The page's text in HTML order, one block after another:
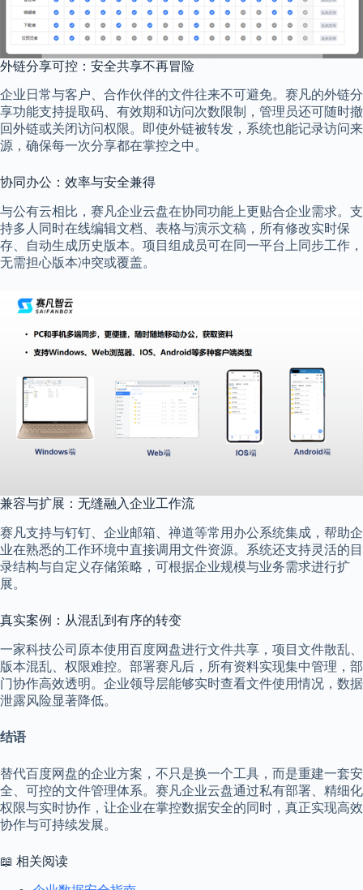
外链分享可控：安全共享不再冒险
企业日常与客户、合作伙伴的文件往来不可避免。赛凡的外链分
享功能支持提取码、有效期和访问次数限制，管理员还可随时撤
回外链或关闭访问权限。即使外链被转发，系统也能记录访问来
源，确保每一次分享都在掌控之中。
协同办公：效率与安全兼得
与公有云相比，赛凡企业云盘在协同功能上更贴合企业需求。支
持多人同时在线编辑文档、表格与演示文稿，所有修改实时保
存、自动生成历史版本。项目组成员可在同一平台上同步工作，
无需担心版本冲突或覆盖。
兼容与扩展：无缝融入企业工作流
赛凡支持与钉钉、企业邮箱、禅道等常用办公系统集成，帮助企
业在熟悉的工作环境中直接调用文件资源。系统还支持灵活的目
录结构与自定义存储策略，可根据企业规模与业务需求进行扩
展。
真实案例：从混乱到有序的转变
一家科技公司原本使用百度网盘进行文件共享，项目文件散乱、
版本混乱、权限难控。部署赛凡后，所有资料实现集中管理，部
门协作高效透明。企业领导层能够实时查看文件使用情况，数据
泄露风险显著降低。
结语
替代百度网盘的企业方案，不只是换一个工具，而是重建一套安
全、可控的文件管理体系。赛凡企业云盘通过私有部署、精细化
权限与实时协作，让企业在掌控数据安全的同时，真正实现高效
协作与可持续发展。
📖 相关阅读